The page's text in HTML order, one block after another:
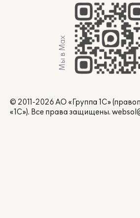
Мы в Max
© 2011-2026 АО «Группа 1С»
«1С»). Все права защищены.